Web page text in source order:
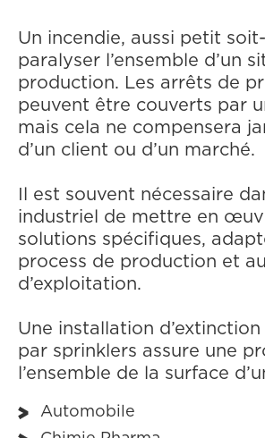
Un incendie, aussi petit
paralyser l’ensemble d’un
production. Les arrêts de
peuvent être couverts par
mais cela ne compensera
d’un client ou d’un marché.
Il est souvent nécessaire
industriel de mettre en
solutions spécifiques,
process de production et
d’exploitation.
Une ins­tal­la­tion
par sprink­lers assure une
l’en­semble de la sur­face
Automobile